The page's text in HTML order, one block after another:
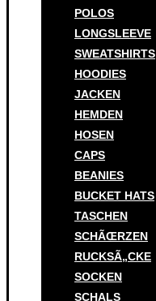
POLOS
LONGSLEEVE
SWEATSHIRTS
HOODIES
JACKEN
HEMDEN
HOSEN
CAPS
BEANIES
BUCKET HATS
TASCHEN
SCHÃŒRZEN
RUCKSÃ„CKE
SOCKEN
SCHALS